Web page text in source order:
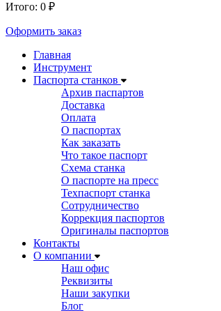
Итого: 0 ₽
Оформить заказ
Главная
Инструмент
Паспорта станков
Архив паспартов
Доставка
Оплата
О паспортах
Как заказать
Что такое паспорт
Схема станка
О паспорте на пресс
Техпаспорт станка
Сотрудничество
Коррекция паспортов
Оригиналы паспортов
Контакты
О компании
Наш офис
Реквизиты
Наши закупки
Блог